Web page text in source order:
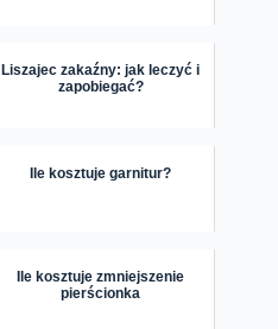
Liszajec zakaźny: jak leczyć i
zapobiegać?
Ile kosztuje garnitur?
Ile kosztuje zmniejszenie
pierścionka